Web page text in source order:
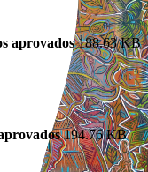
aprovados188.63 KB
194.76 KB